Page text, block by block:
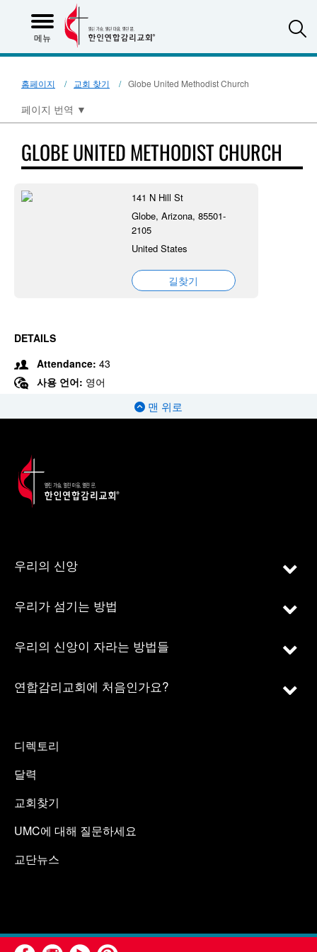
메뉴
홈페이지 교회 찾기 Globe United Methodist Church
페이지 번역 ▼
GLOBE UNITED METHODIST CHURCH
141 N Hill St
Globe, Arizona, 85501-
2105
United States
길찾기
DETAILS
Attendance: 43
사용 언어: 영어
맨 위로
우리의 신앙
우리가 섬기는 방법
우리의 신앙이 자라는 방법들
연합감리교회에 처음인가요?
디렉토리
달력
교회찾기
UMC에 대해 질문하세요
교단뉴스